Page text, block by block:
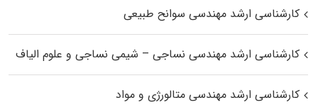
کارشناسی ارشد مهندسی سوانح طبیعی
کارشناسی ارشد مهندسی نساجی – شیمی نساجی و علوم الیاف
کارشناسی ارشد مهندسی متالورژی و مواد